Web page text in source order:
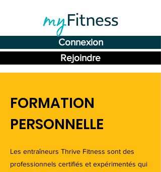
Connexion
Rejoindre
FORMATION
PERSONNELLE
Les entraîneurs Thrive Fitness sont des
professionnels certifiés et expérimentés qui